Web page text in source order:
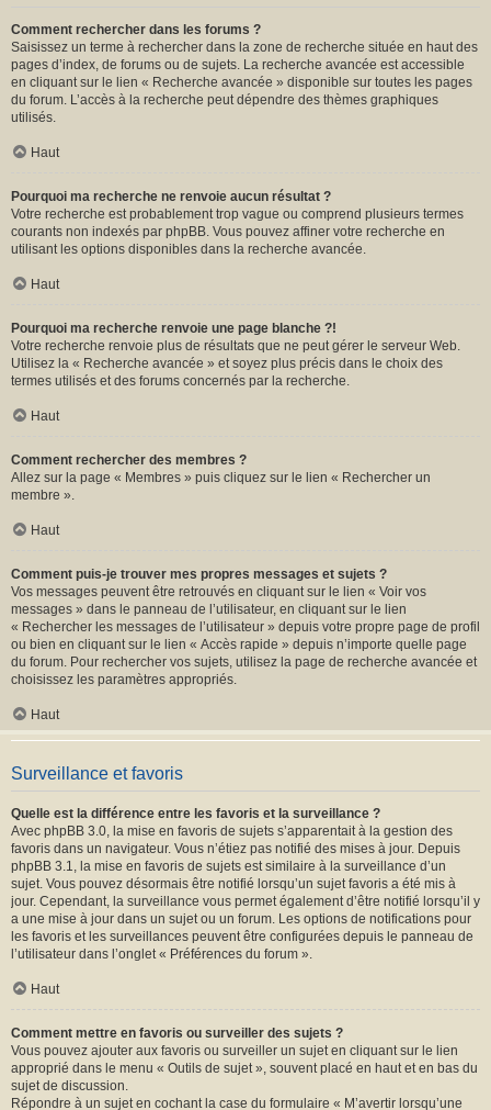
Comment rechercher dans les forums ?
Saisissez un terme à rechercher dans la zone de recherche située en haut des
pages d’index, de forums ou de sujets. La recherche avancée est accessible
en cliquant sur le lien « Recherche avancée » disponible sur toutes les pages
du forum. L’accès à la recherche peut dépendre des thèmes graphiques
utilisés.
Haut
Pourquoi ma recherche ne renvoie aucun résultat ?
Votre recherche est probablement trop vague ou comprend plusieurs termes
courants non indexés par phpBB. Vous pouvez affiner votre recherche en
utilisant les options disponibles dans la recherche avancée.
Haut
Pourquoi ma recherche renvoie une page blanche ?!
Votre recherche renvoie plus de résultats que ne peut gérer le serveur Web.
Utilisez la « Recherche avancée » et soyez plus précis dans le choix des
termes utilisés et des forums concernés par la recherche.
Haut
Comment rechercher des membres ?
Allez sur la page « Membres » puis cliquez sur le lien « Rechercher un
membre ».
Haut
Comment puis-je trouver mes propres messages et sujets ?
Vos messages peuvent être retrouvés en cliquant sur le lien « Voir vos
messages » dans le panneau de l’utilisateur, en cliquant sur le lien
« Rechercher les messages de l’utilisateur » depuis votre propre page de profil
ou bien en cliquant sur le lien « Accès rapide » depuis n’importe quelle page
du forum. Pour rechercher vos sujets, utilisez la page de recherche avancée et
choisissez les paramètres appropriés.
Haut
Surveillance et favoris
Quelle est la différence entre les favoris et la surveillance ?
Avec phpBB 3.0, la mise en favoris de sujets s’apparentait à la gestion des
favoris dans un navigateur. Vous n’étiez pas notifié des mises à jour. Depuis
phpBB 3.1, la mise en favoris de sujets est similaire à la surveillance d’un
sujet. Vous pouvez désormais être notifié lorsqu’un sujet favoris a été mis à
jour. Cependant, la surveillance vous permet également d’être notifié lorsqu’il y
a une mise à jour dans un sujet ou un forum. Les options de notifications pour
les favoris et les surveillances peuvent être configurées depuis le panneau de
l’utilisateur dans l’onglet « Préférences du forum ».
Haut
Comment mettre en favoris ou surveiller des sujets ?
Vous pouvez ajouter aux favoris ou surveiller un sujet en cliquant sur le lien
approprié dans le menu « Outils de sujet », souvent placé en haut et en bas du
sujet de discussion.
Répondre à un sujet en cochant la case du formulaire « M’avertir lorsqu’une